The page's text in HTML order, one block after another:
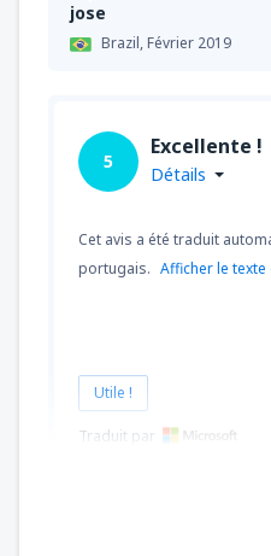
jose
Brazil,Février 2019
5
Excellente !
Détails
Cet avis a été traduit
portugais. Afficher le
Utile !
Traduit par